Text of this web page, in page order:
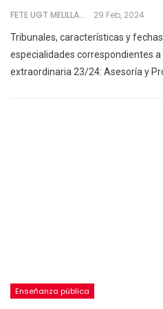
FETE UGT MELILLA 29 Feb, 2024
Tribunales, características y
especialidades correspondientes a
extraordinaria 23/24: Asesoría y
Enseñanza pública